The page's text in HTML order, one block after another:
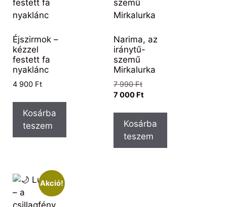
Éjszirmok –
kézzel
festett fa
nyaklánc
4 900 Ft
Kosárba
teszem
Narima, az
iránytű-
szemű
Mirkalurka
7 990Ft
7 000 Ft
Kosárba
teszem
Akció!